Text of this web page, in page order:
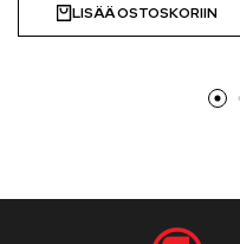
LISÄÄ OSTOSKORIIN